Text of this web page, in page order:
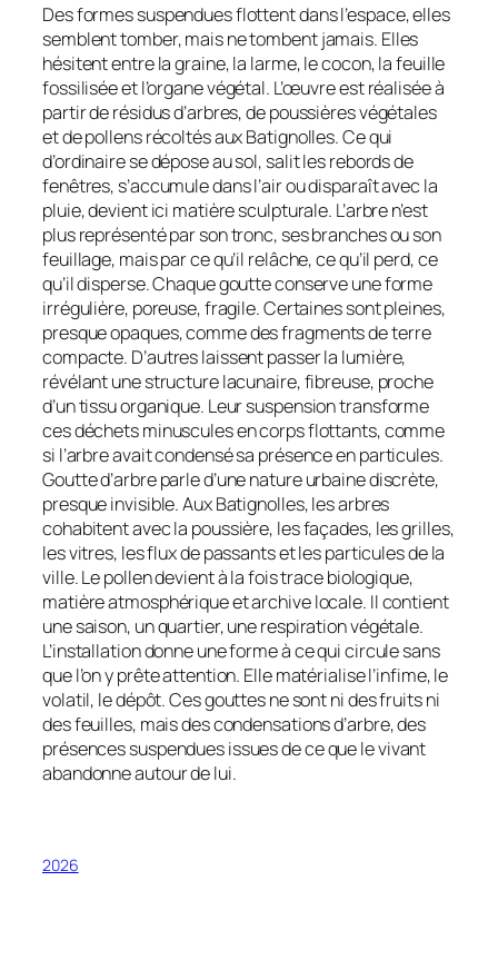
Des formes suspendues flottent dans l’espace, elles
semblent tomber, mais ne tombent jamais. Elles
hésitent entre la graine, la larme, le cocon, la feuille
fossilisée et l’organe végétal. L’œuvre est réalisée à
partir de résidus d’arbres, de poussières végétales
et de pollens récoltés aux Batignolles. Ce qui
d’ordinaire se dépose au sol, salit les rebords de
fenêtres, s’accumule dans l’air ou disparaît avec la
pluie, devient ici matière sculpturale. L’arbre n’est
plus représenté par son tronc, ses branches ou son
feuillage, mais par ce qu’il relâche, ce qu’il perd, ce
qu’il disperse. Chaque goutte conserve une forme
irrégulière, poreuse, fragile. Certaines sont pleines,
presque opaques, comme des fragments de terre
compacte. D’autres laissent passer la lumière,
révélant une structure lacunaire, fibreuse, proche
d’un tissu organique. Leur suspension transforme
ces déchets minuscules en corps flottants, comme
si l’arbre avait condensé sa présence en particules.
Goutte d’arbre parle d’une nature urbaine discrète,
presque invisible. Aux Batignolles, les arbres
cohabitent avec la poussière, les façades, les grilles,
les vitres, les flux de passants et les particules de la
ville. Le pollen devient à la fois trace biologique,
matière atmosphérique et archive locale. Il contient
une saison, un quartier, une respiration végétale.
L’installation donne une forme à ce qui circule sans
que l’on y prête attention. Elle matérialise l’infime, le
volatil, le dépôt. Ces gouttes ne sont ni des fruits ni
des feuilles, mais des condensations d’arbre, des
présences suspendues issues de ce que le vivant
abandonne autour de lui.
2026